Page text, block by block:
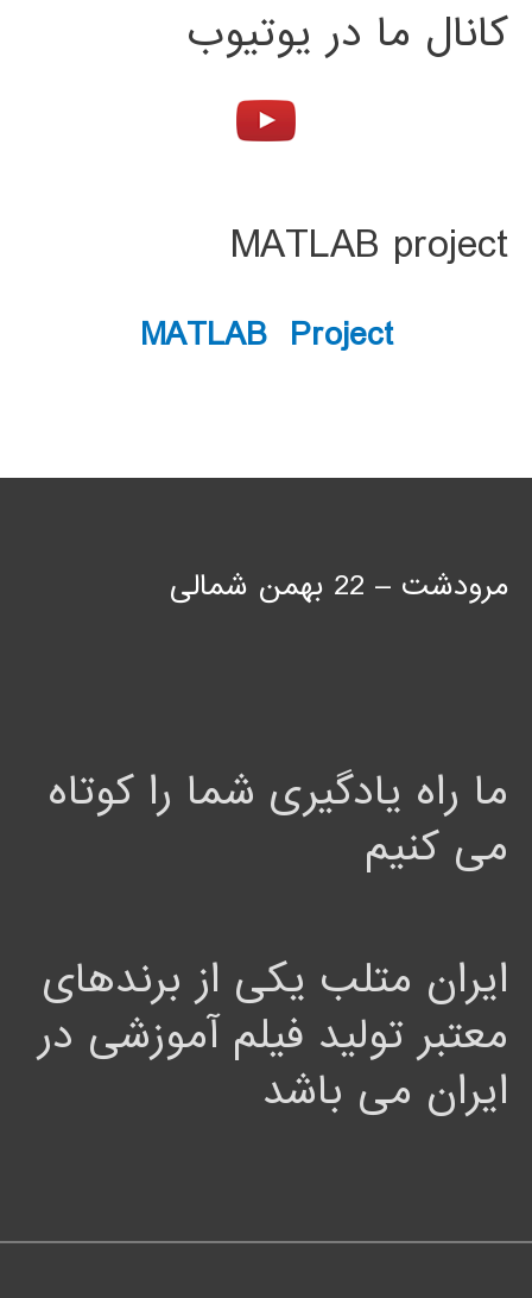
کانال ما در یوتیوب
MATLAB project
MATLAB Project
مرودشت – 22 بهمن شمالی
ما راه یادگیری شما را کوتاه
می کنیم
ایران متلب یکی از برندهای
معتبر تولید فیلم آموزشی در
ایران می باشد